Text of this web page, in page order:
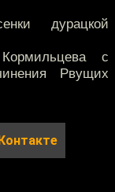
дурацкой
с
Рвущих